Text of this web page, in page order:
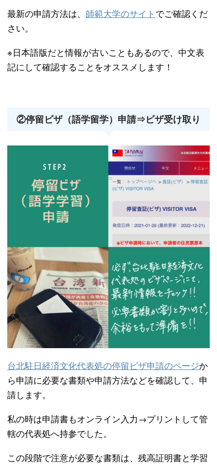
最新の申請方法は、 師範大学のサイトでご確認くだ
さい。
※日本語版だと情報が古いこともあるので、中文表
記にして確認することをオススメします！
②停留ビザ（語学留学）申請⇒ビザ受け取り
台北駐日経済文化代表処の停留ビザ申請のページか
ら申請に必要な書類や申請方法などを確認して、申
請します。
私の時は申請書もオンライン入力→プリントして管
轄の代表処へ持参でした。
この段階で注意が必要な書類は、残高証明書と学習